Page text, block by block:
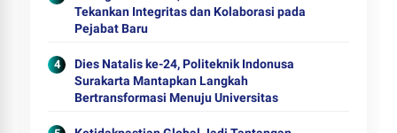
Tekankan Integritas dan Kolaborasi pada
Pejabat Baru
Dies Natalis ke-24, Politeknik Indonusa
Surakarta Mantapkan Langkah
Bertransformasi Menuju Universitas